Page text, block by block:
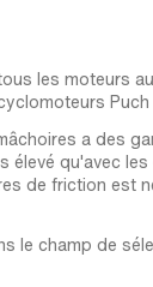
les moteurs
Puch
a des
élevé qu'avec
de friction est
le champ de